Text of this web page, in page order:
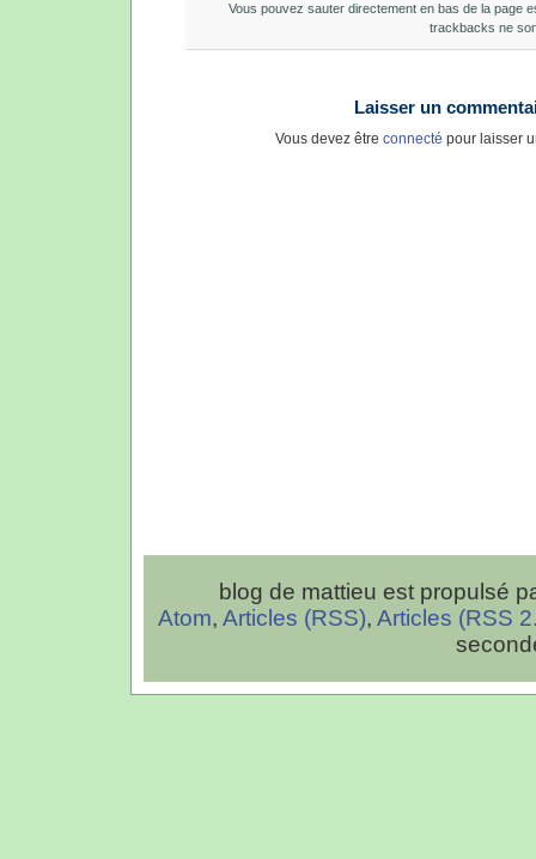
Vous pouvez sauter directement en bas de la page
trackbacks ne
Laisser un
Vous devez être connecté pour laisser
blog de mattieu est propulsé
Atom, Articles (RSS), Articles (RSS